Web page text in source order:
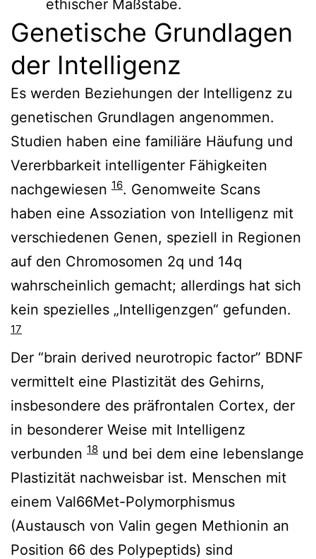
ethischer Maßstäbe.
Genetische Grundlagen
der Intelligenz
Es werden Beziehungen der Intelligenz zu
genetischen Grundlagen angenommen.
Studien haben eine familiäre Häufung und
Vererbbarkeit intelligenter Fähigkeiten
nachgewiesen 16. Genomweite Scans
haben eine Assoziation von Intelligenz mit
verschiedenen Genen, speziell in Regionen
auf den Chromosomen 2q und 14q
wahrscheinlich gemacht; allerdings hat sich
kein spezielles „Intelligenzgen“ gefunden.
17
Der “brain derived neurotropic factor” BDNF
vermittelt eine Plastizität des Gehirns,
insbesondere des präfrontalen Cortex, der
in besonderer Weise mit Intelligenz
verbunden 18 und bei dem eine lebenslange
Plastizität nachweisbar ist. Menschen mit
einem Val66Met-Polymorphismus
(Austausch von Valin gegen Methionin an
Position 66 des Polypeptids) sind